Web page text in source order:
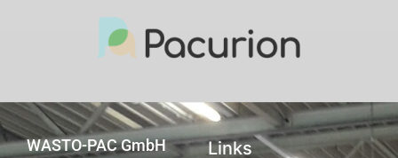
WASTO-PAC GmbH Links